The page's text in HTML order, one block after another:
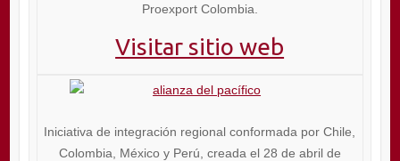
Proexport Colombia.
Visitar sitio web
Iniciativa de integración regional conformada por Chile,
Colombia, México y Perú, creada el 28 de abril de